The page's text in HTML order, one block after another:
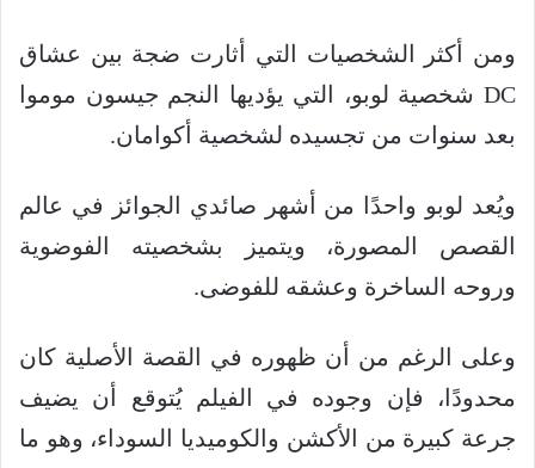
ومن أكثر الشخصيات التي أثارت ضجة بين عشاق
DC شخصية لوبو، التي يؤديها النجم جيسون موموا
بعد سنوات من تجسيده لشخصية أكوامان.
ويُعد لوبو واحدًا من أشهر صائدي الجوائز في عالم
القصص المصورة، ويتميز بشخصيته الفوضوية
وروحه الساخرة وعشقه للفوضى.
وعلى الرغم من أن ظهوره في القصة الأصلية كان
محدودًا، فإن وجوده في الفيلم يُتوقع أن يضيف
جرعة كبيرة من الأكشن والكوميديا السوداء، وهو ما